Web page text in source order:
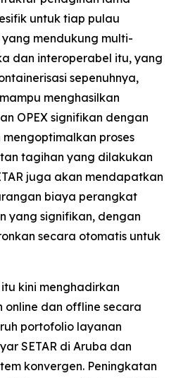
untuk tiap pulau
mendukung multi-
dan interoperabel itu, yang
sepenuhnya,
menghasilkan
OPEX signifikan dengan
proses
tagihan yang dilakukan
juga akan mendapatkan
biaya perangkat
yang signifikan, dengan
secara otomatis untuk
kini menghadirkan
online dan offline secara
portofolio layanan
SETAR di Aruba dan
konvergen. Peningkatan